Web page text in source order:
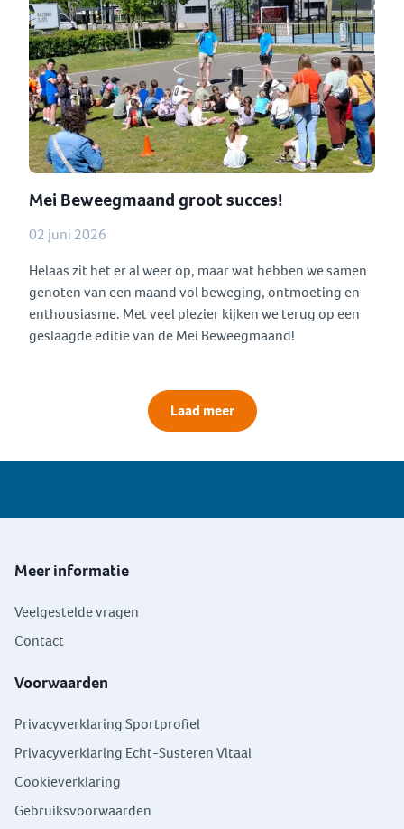
Mei Beweegmaand groot succes!
02 juni 2026
Helaas zit het er al weer op, maar wat hebben we samen
genoten van een maand vol beweging, ontmoeting en
enthousiasme. Met veel plezier kijken we terug op een
geslaagde editie van de Mei Beweegmaand!
Laad meer
Meer informatie
Veelgestelde vragen
Contact
Voorwaarden
Privacyverklaring Sportprofiel
Privacyverklaring Echt-Susteren Vitaal
Cookieverklaring
Gebruiksvoorwaarden